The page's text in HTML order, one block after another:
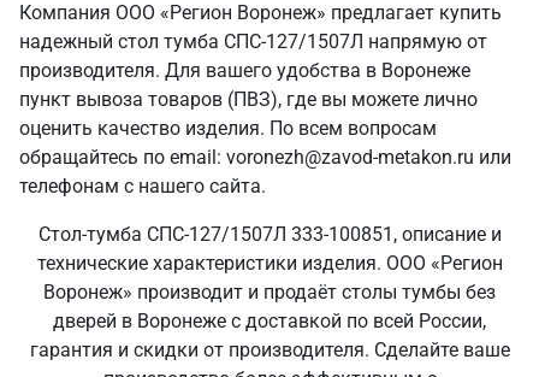
Компания ООО «Регион Воронеж» предлагает купить
надежный стол тумба СПС-127/1507Л напрямую от
производителя. Для вашего удобства в Воронеже
пункт вывоза товаров (ПВЗ), где вы можете лично
оценить качество изделия. По всем вопросам
обращайтесь по email: voronezh@zavod-metakon.ru или
телефонам с нашего сайта.
Стол-тумба СПС-127/1507Л 333-100851, описание и
технические характеристики изделия. ООО «Регион
Воронеж» производит и продаёт столы тумбы без
дверей в Воронеже с доставкой по всей России,
гарантия и скидки от производителя. Сделайте ваше